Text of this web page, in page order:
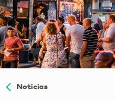
Noticias